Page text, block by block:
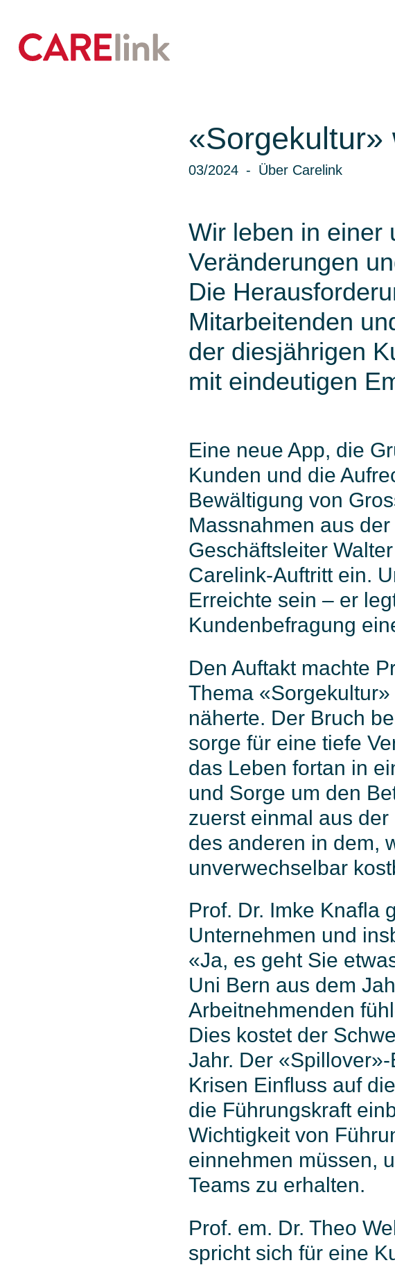
«Sorgekultur»
03/2024 Über Carelink
Wir leben in einer
Veränderungen
Die
Mitarbeitenden
der diesjährigen
mit eindeutigen
Eine neue App, die
Kunden und die
Bewältigung von
Massnahmen aus
Geschäftsleiter
Carelink-Auftritt ein.
Erreichte sein – er
Kundenbefragung
Den Auftakt machte
Thema
näherte. Der Bruch
sorge für eine tiefe
das Leben fortan in
und Sorge um den
zuerst einmal aus
des anderen in dem,
unverwechselbar
Prof. Dr. Imke Knafla
Unternehmen und
«Ja, es geht Sie
Uni Bern aus dem
Arbeitnehmenden
Dies kostet der
Jahr. Der
Krisen Einfluss auf
die Führungskraft
Wichtigkeit von
einnehmen müssen,
Teams zu erhalten.
Prof. em. Dr. Theo
spricht sich für eine